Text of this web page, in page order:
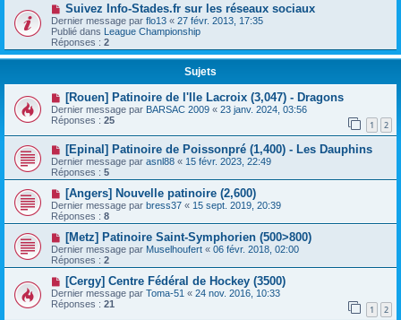
Suivez Info-Stades.fr sur les réseaux sociaux
Dernier message par flo13 « 27 févr. 2013, 17:35
Publié dans League Championship
Réponses : 2
Sujets
[Rouen] Patinoire de l'Ile Lacroix (3,047) - Dragons
Dernier message par BARSAC 2009 « 23 janv. 2024, 03:56
Réponses : 25 1 2
[Epinal] Patinoire de Poissonpré (1,400) - Les Dauphins
Dernier message par asnl88 « 15 févr. 2023, 22:49
Réponses : 5
[Angers] Nouvelle patinoire (2,600)
Dernier message par bress37 « 15 sept. 2019, 20:39
Réponses : 8
[Metz] Patinoire Saint-Symphorien (500>800)
Dernier message par Muselhoufert « 06 févr. 2018, 02:00
Réponses : 2
[Cergy] Centre Fédéral de Hockey (3500)
Dernier message par Toma-51 « 24 nov. 2016, 10:33
Réponses : 21 1 2